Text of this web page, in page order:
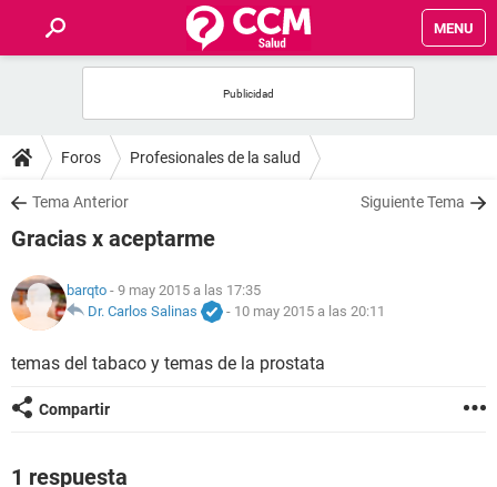
MENU
FOROS
SALUD
NUTRICIÓN
BIENESTAR
SEXUALIDAD
GLOSARIO
Foros Profesionales de la salud
Tema Anterior Siguiente Tema
Gracias x aceptarme
barqto - 9 may 2015 a las 17:35
Dr. Carlos Salinas
- 10 may 2015 a las 20:11
temas del tabaco y temas de la prostata
Compartir
1 respuesta